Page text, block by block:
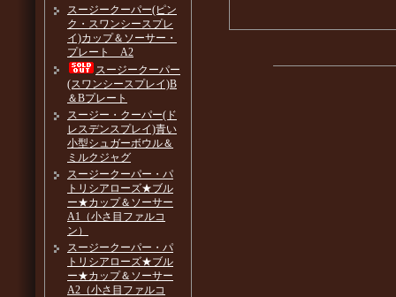
スージークーパー(ピン
ク・スワンシースプレ
イ)カップ＆ソーサー・
プレート A2
スージークーパー
(スワンシースプレイ)B
＆Bプレート
スージー・クーパー(ド
レスデンスプレイ)青い
小型シュガーボウル＆
ミルクジャグ
スージークーパー・パ
トリシアローズ★ブル
ー★カップ＆ソーサー
A1（小さ目ファルコ
ン）
スージークーパー・パ
トリシアローズ★ブル
ー★カップ＆ソーサー
A2（小さ目ファルコ